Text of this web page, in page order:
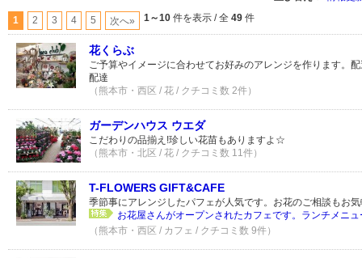
1 2 3 4 5 次へ» 1～10 件を表示 / 全 49 件
花くらぶ
ご予算やイメージに合わせてお好みのアレンジを作ります。
配達
（熊本市・西区 / 花 / クチコミ数 2件）
ガーデンハウス ウエダ
こだわりの品揃え!珍しい花苗もありますよ☆
（熊本市・北区 / 花 / クチコミ数 11件）
T-FLOWERS GIFT&CAFE
季節事にアレンジしたパフェが人気です。お花のご相談もお
お花屋さんがオープンされたカフェです。ランチメニ
（熊本市・西区 / カフェ / クチコミ数 9件）